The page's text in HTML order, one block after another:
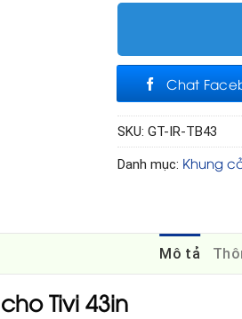
Chat
SKU: GT-IR-TB43
Danh mục: Khung
Mô tả
Tivi 43in